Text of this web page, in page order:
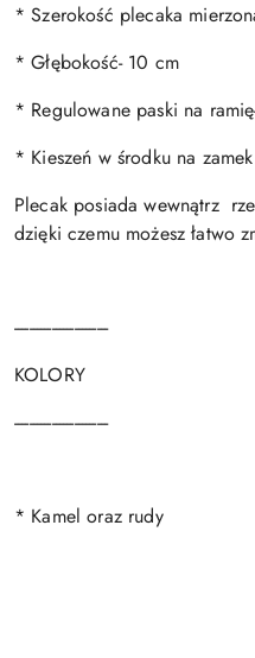
* Szerokość plecaka
* Głębokość- 10 cm
* Regulowane paski na
* Kieszeń w środku na zamek
Plecak posiada wewnątrz
dzięki czemu możesz łatwo
-------------------------
KOLORY
-------------------------
* Kamel oraz rudy